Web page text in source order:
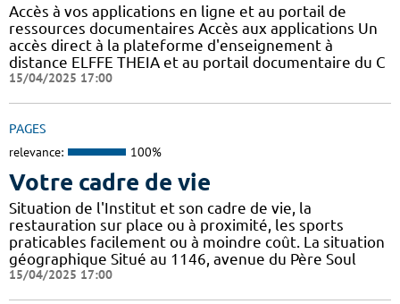
Accès à vos applications en ligne et au portail de
ressources documentaires Accès aux applications Un
accès direct à la plateforme d'enseignement à
distance ELFFE THEIA et au portail documentaire du C
15/04/2025 17:00
PAGES
relevance: 100%
Votre cadre de vie
Situation de l'Institut et son cadre de vie, la
restauration sur place ou à proximité, les sports
praticables facilement ou à moindre coût. La situation
géographique Situé au 1146, avenue du Père Soul
15/04/2025 17:00